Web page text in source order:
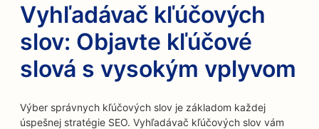
Vyhľadávač kľúčových
slov: Objavte kľúčové
slová s vysokým vplyvom
Výber správnych kľúčových slov je základom každej
úspešnej stratégie SEO. Vyhľadávač kľúčových slov vám